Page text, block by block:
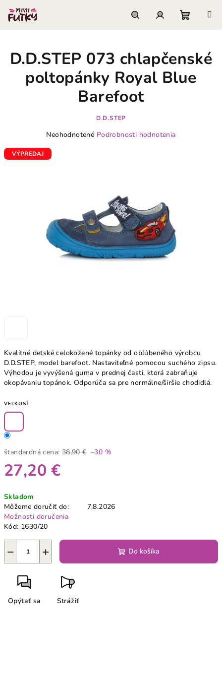
obsah
košík
Kvalitné detské celokožené topánky od obľúbeného výrobcu
D.D.STEP, model barefoot. Nastaviteľné pomocou suchého zipsu.
Výhodou je vyvýšená guma v prednej časti, ktorá zabraňuje
okopávaniu topánok. Odporúča sa pre normálne/širšie chodidlá.
VEĽKOSŤ
štandardná cena: 38,90 € –30 %
27,20 €
cena:
Skladom
Môžeme doručiť do:
7.8.2026
Možnosti doručenia
Kód: 1630/20
+
− Do košíka
Opýtať sa Strážiť
D.D.STEP 073 chlapčenské
poltopánky Royal Blue
Barefoot
D.D.STEP
Priemerné
produktu
Neohodnotené Podrobnosti hodnotenia
VÝPREDAJ